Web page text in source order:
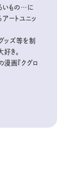
いもの…に
ートユニッ
ッズ等を制
き。
漫画『クグロ